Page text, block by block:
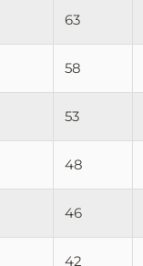
63
58
53
48
46
42